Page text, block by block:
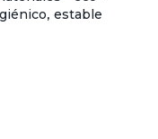
estable